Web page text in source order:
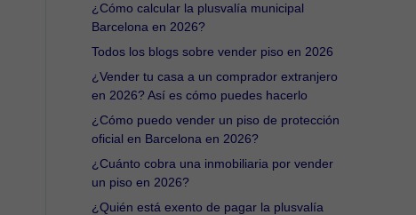
¿Cómo calcular la plusvalía municipal
Barcelona en 2026?
Todos los blogs sobre vender piso en 2026
¿Vender tu casa a un comprador extranjero
en 2026? Así es cómo puedes hacerlo
¿Cómo puedo vender un piso de protección
oficial en Barcelona en 2026?
¿Cuánto cobra una inmobiliaria por vender
un piso en 2026?
¿Quién está exento de pagar la plusvalía